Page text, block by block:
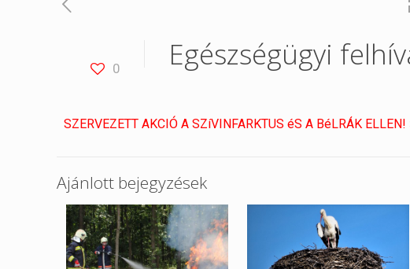
0 Egészségügyi
SZERVEZETT AKCIÓ A SZíVINFARKTUS éS A BéLRÁK ELLEN!
Ajánlott bejegyzések